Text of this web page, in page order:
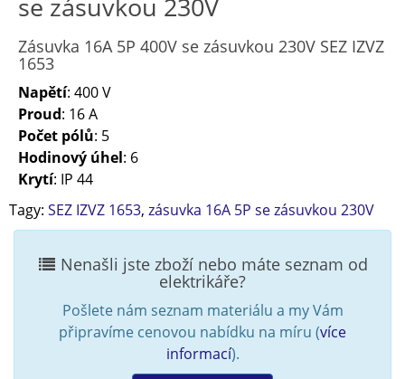
se zásuvkou 230V
Zásuvka 16A 5P 400V se zásuvkou 230V SEZ IZVZ
1653
Napětí: 400 V
Proud: 16 A
Počet pólů: 5
Hodinový úhel: 6
Krytí: IP 44
Tagy: SEZ IZVZ 1653, zásuvka 16A 5P se zásuvkou 230V
Nenašli jste zboží nebo máte seznam od
elektrikáře?
Pošlete nám seznam materiálu a my Vám
připravíme cenovou nabídku na míru (více
informací).